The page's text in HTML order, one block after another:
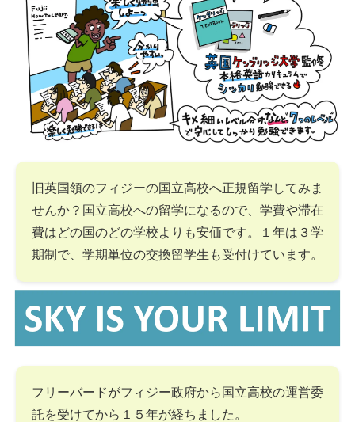
旧英国領のフィジーの国立高校へ正規留学してみま
せんか？国立高校への留学になるので、学費や滞在
費はどの国のどの学校よりも安価です。１年は３学
期制で、学期単位の交換留学生も受付けています。
フリーバードがフィジー政府から国立高校の運営委
託を受けてから１５年が経ちました。